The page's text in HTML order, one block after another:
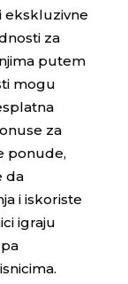
ekskluzivne
za
putem
mogu
za
ponude,
da
i iskoriste
igraju